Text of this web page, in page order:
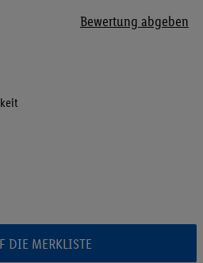
Bewertung abgeben
DIE MERKLISTE